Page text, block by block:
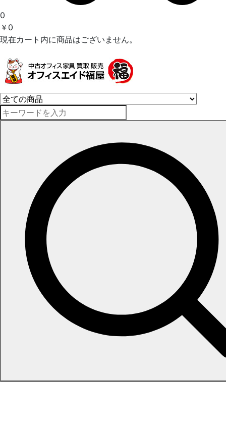
0
￥0
現在カート内に商品はございません。